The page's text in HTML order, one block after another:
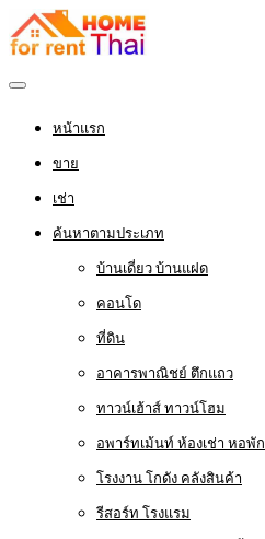
หน้าแรก
ขาย
เช่า
ค้นหาตามประเภท
บ้านเดี่ยว บ้านแฝด
คอนโด
ที่ดิน
อาคารพาณิชย์ ตึกแถว
ทาวน์เฮ้าส์ ทาวน์โฮม
อพาร์ทเม้นท์ ห้องเช่า หอพัก
โรงงาน โกดัง คลังสินค้า
รีสอร์ท โรงแรม